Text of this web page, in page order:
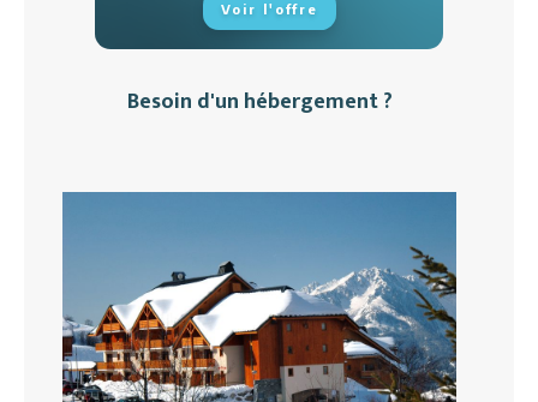
Voir l'offre
Besoin d'un hébergement ?